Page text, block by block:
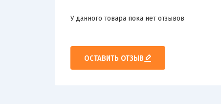
У данного товара пока нет отзывов
ОСТАВИТЬ ОТЗЫВ